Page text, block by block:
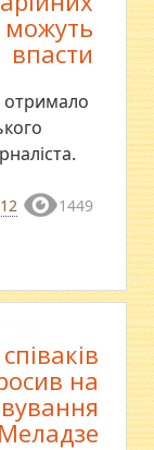
можуть
впасти
1449
на
Меладзе